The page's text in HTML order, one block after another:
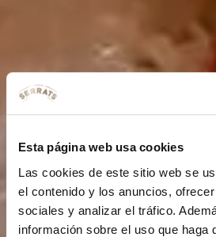
Esta página web usa cookies
Las cookies de este sitio web se
el contenido y los anuncios,
sociales y analizar el tráfico.
información sobre el uso que haga